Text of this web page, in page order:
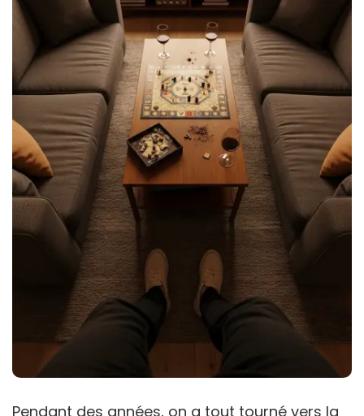
Pendant des années, on a tout tourné vers la